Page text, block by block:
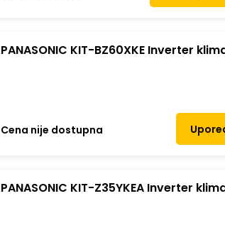
PANASONIC KIT-BZ60XKE Inverter
Cena nije dostupna
PANASONIC KIT-Z35YKEA Inverter